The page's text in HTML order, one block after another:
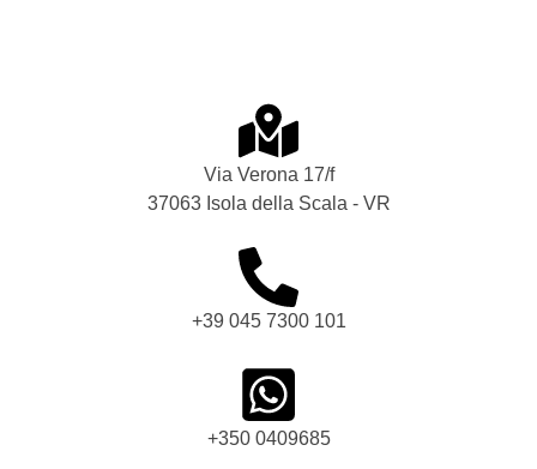
Via Verona 17/f
37063 Isola della Scala - VR
+39 045 7300 101
+350 0409685